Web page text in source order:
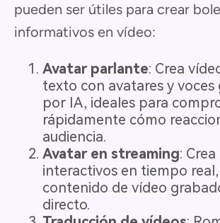
pueden ser útiles para crear
informativos en vídeo:
Avatar parlante: Crea
texto con avatares y voces
por IA, ideales para
rápidamente cómo
audiencia.
Avatar en streaming:
interactivos en tiempo
contenido de vídeo
directo.